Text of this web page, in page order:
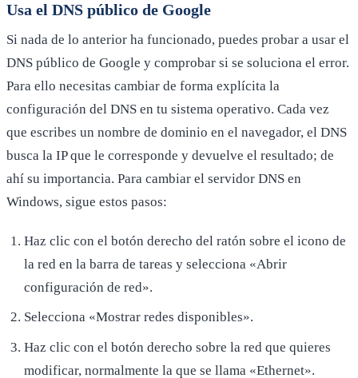
Usa el DNS público de Google
Si nada de lo anterior ha funcionado, puedes probar a usar el
DNS público de Google y comprobar si se soluciona el error.
Para ello necesitas cambiar de forma explícita la
configuración del DNS en tu sistema operativo. Cada vez
que escribes un nombre de dominio en el navegador, el DNS
busca la IP que le corresponde y devuelve el resultado; de
ahí su importancia. Para cambiar el servidor DNS en
Windows, sigue estos pasos:
Haz clic con el botón derecho del ratón sobre el icono de
la red en la barra de tareas y selecciona «Abrir
configuración de red».
Selecciona «Mostrar redes disponibles».
Haz clic con el botón derecho sobre la red que quieres
modificar, normalmente la que se llama «Ethernet».